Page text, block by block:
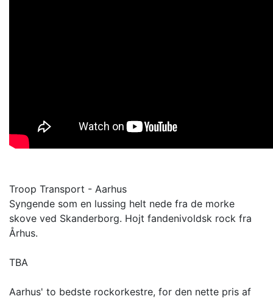
Troop Transport - Aarhus
Syngende som en lussing helt nede fra de morke
skove ved Skanderborg. Hojt fandenivoldsk rock fra
Århus.
TBA
Aarhus' to bedste rockorkestre, for den nette pris af